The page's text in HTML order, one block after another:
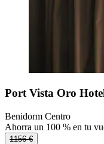
Port Vista Oro
Benidorm Centro
Ahorra un 100 % en tu
1156 €